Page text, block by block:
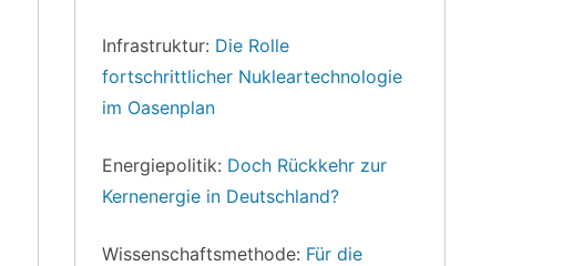
Infrastruktur: Die Rolle
fortschrittlicher Nukleartechnologie
im Oasenplan
Energiepolitik: Doch Rückkehr zur
Kernenergie in Deutschland?
Wissenschaftsmethode: Für die